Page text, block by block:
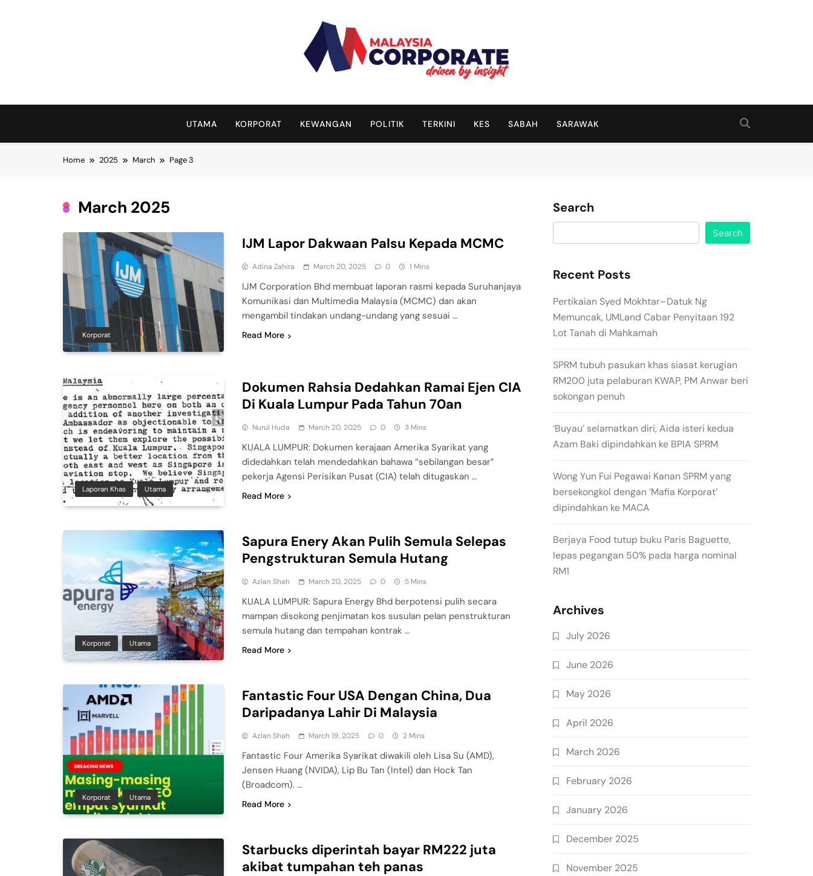
UTAMA KORPORAT KEWANGAN POLITIK TERKINI KES SABAH SARAWAK
Home 2025 March Page 3
March 2025
Korporat
IJM Lapor Dakwaan Palsu Kepada MCMC
Adina Zahira March 20, 2025 0 1 Mins
IJM Corporation Bhd membuat laporan rasmi kepada Suruhanjaya
Komunikasi dan Multimedia Malaysia (MCMC) dan akan
mengambil tindakan undang-undang yang sesuai …
Read More
Laporan Khas Utama
Dokumen Rahsia Dedahkan Ramai Ejen CIA
Di Kuala Lumpur Pada Tahun 70an
Nurul Huda March 20, 2025 0 3 Mins
KUALA LUMPUR: Dokumen kerajaan Amerika Syarikat yang
didedahkan telah mendedahkan bahawa “sebilangan besar”
pekerja Agensi Perisikan Pusat (CIA) telah ditugaskan …
Read More
Korporat Utama
Sapura Enery Akan Pulih Semula Selepas
Pengstrukturan Semula Hutang
Azlan Shah March 20, 2025 0 5 Mins
KUALA LUMPUR: Sapura Energy Bhd berpotensi pulih secara
mampan disokong penjimatan kos susulan pelan penstrukturan
semula hutang dan tempahan kontrak …
Read More
Korporat Utama
Fantastic Four USA Dengan China, Dua
Daripadanya Lahir Di Malaysia
Azlan Shah March 19, 2025 0 2 Mins
Fantastic Four Amerika Syarikat diwakili oleh Lisa Su (AMD),
Jensen Huang (NVIDA), Lip Bu Tan (Intel) dan Hock Tan
(Broadcom). …
Read More
Starbucks diperintah bayar RM222 juta
akibat tumpahan teh panas
Search
Search
Recent Posts
Pertikaian Syed Mokhtar–Datuk Ng
Memuncak, UMLand Cabar Penyitaan 192
Lot Tanah di Mahkamah
SPRM tubuh pasukan khas siasat kerugian
RM200 juta pelaburan KWAP, PM Anwar beri
sokongan penuh
‘Buyau’ selamatkan diri, Aida isteri kedua
Azam Baki dipindahkan ke BPIA SPRM
Wong Yun Fui Pegawai Kanan SPRM yang
bersekongkol dengan ‘Mafia Korporat’
dipindahkan ke MACA
Berjaya Food tutup buku Paris Baguette,
lepas pegangan 50% pada harga nominal
RM1
Archives
July 2026
June 2026
May 2026
April 2026
March 2026
February 2026
January 2026
December 2025
November 2025